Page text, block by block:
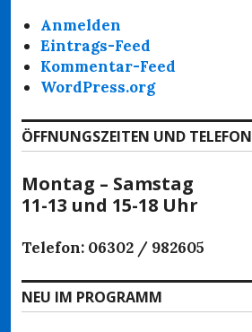
Anmelden
Eintrags-Feed
Kommentar-Feed
WordPress.org
ÖFFNUNGSZEITEN UND TELEFON
Montag – Samstag
11-13 und 15-18 Uhr
Telefon: 06302 / 982605
NEU IM PROGRAMM